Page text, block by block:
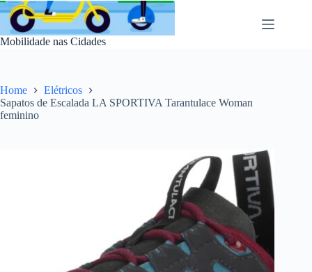
Pular
para
conteúdo
Mobilidade nas Cidades
Home
Elétricos
Sapatos de Escalada LA SPORTIVA Tarantulace Woman
feminino